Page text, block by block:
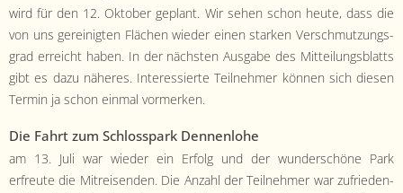
wird für den 12. Okto­ber geplant. Wir sehen schon heute, dass die
von uns gere­inigten Flächen wieder einen starken Ver­schmutzungs­
grad erre­icht haben. In der näch­sten Aus­gabe des Mit­teilungs­blatts
gibt es dazu näheres. Inter­essierte Teil­nehmer kön­nen sich diesen
Ter­min ja schon ein­mal vormerken.
Die Fahrt zum Schloss­park Den­nen­lo­he
am 13. Juli war wieder ein Erfolg und der wun­der­schöne Park
erfreute die Mitreisenden. Die Anzahl der Teil­nehmer war zufrieden­